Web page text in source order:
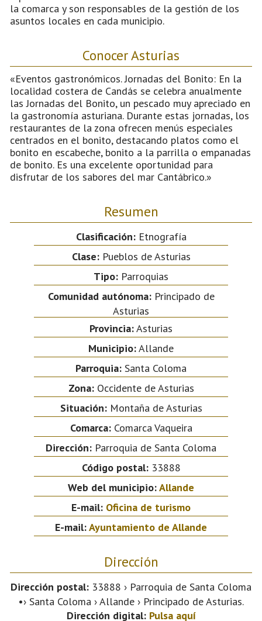
la comarca y son responsables de la gestión de los
asuntos locales en cada municipio.
Conocer Asturias
«Eventos gastronómicos. Jornadas del Bonito: En la
localidad costera de Candás se celebra anualmente
las Jornadas del Bonito, un pescado muy apreciado en
la gastronomía asturiana. Durante estas jornadas, los
restaurantes de la zona ofrecen menús especiales
centrados en el bonito, destacando platos como el
bonito en escabeche, bonito a la parrilla o empanadas
de bonito. Es una excelente oportunidad para
disfrutar de los sabores del mar Cantábrico.»
Resumen
Clasificación:Etnografía
Clase:Pueblos de Asturias
Tipo: Parroquias
Comunidad autónoma:Principado de
Asturias
Provincia:Asturias
Municipio:Allande
Parroquia: Santa Coloma
Zona:Occidente de Asturias
Situación:Montaña de Asturias
Comarca:Comarca Vaqueira
Dirección: Parroquia de Santa Coloma
Código postal:33888
Web del municipio:Allande
E-mail: Oficina de turismo
E-mail:Ayuntamiento de Allande
Dirección
Dirección postal: 33888 › Parroquia de Santa Coloma
•› Santa Coloma › Allande › Principado de Asturias.
Dirección digital: Pulsa aquí